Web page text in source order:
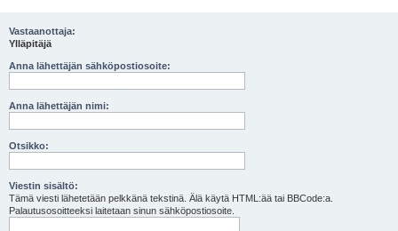
Vastaanottaja:
Ylläpitäjä
Anna lähettäjän sähköpostiosoite:
Anna lähettäjän nimi:
Otsikko:
Viestin sisältö:
Tämä viesti lähetetään pelkkänä tekstinä. Älä käytä HTML:ää tai BBCode:a.
Palautusosoitteeksi laitetaan sinun sähköpostiosoite.